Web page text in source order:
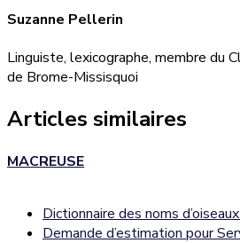
Suzanne Pellerin
Linguiste, lexicographe, membre du
de Brome-Missisquoi
Articles similaires
MACREUSE
Dictionnaire des noms
Demande d’estimation pour